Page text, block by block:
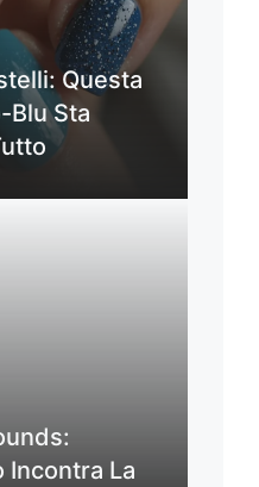
Questa
Blu Sta
Incontra La